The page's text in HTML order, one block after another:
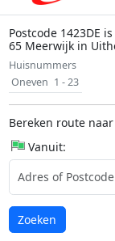
Postcode 1423DE
65 Meerwijk in
Huisnummers
Oneven 1 - 23
Bereken route
Vanuit:
Laden...
Zoeken